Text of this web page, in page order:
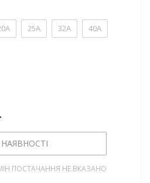
25А 32А 40А
ПОСТАЧАННЯ НЕ ВКАЗАНО